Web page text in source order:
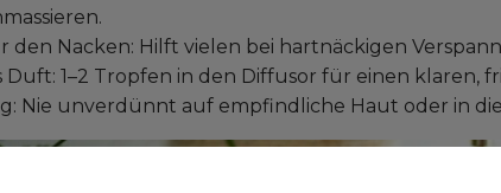
den Nacken: Hilft vielen bei hartnäckigen
Duft: 1–2 Tropfen in den Diffusor für einen klaren,
Nie unverdünnt auf empfindliche Haut oder in